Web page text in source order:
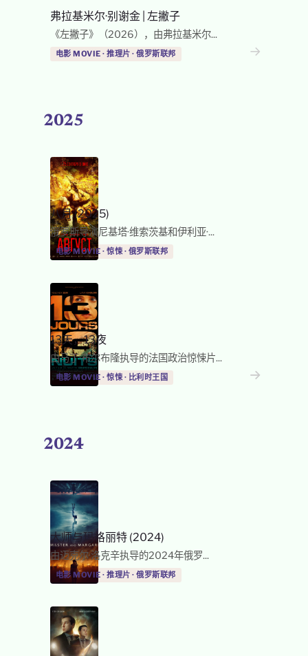
弗拉基米尔·别谢金 左撇子
《左撇子》（2026），由弗拉基米尔...
电影 MOVIE · 推理片 · 俄罗斯联邦 →
2025
八月 (2025)
俄罗斯导演尼基塔·维索茨基和伊利亚·...
电影 MOVIE · 惊悚 · 俄罗斯联邦
→
13天，13夜
由马丁·布尔布隆执导的法国政治惊悚片...
电影 MOVIE · 惊悚 · 比利时王国 →
2024
大师与玛格丽特 (2024)
由迈克尔·洛克辛执导的2024年俄罗...
电影 MOVIE · 推理片 · 俄罗斯联邦